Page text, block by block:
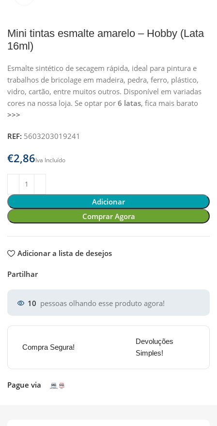
Mini tintas esmalte amarelo – Hobby (Lata
16ml)
Esmalte sintético de secagem rápida, ideal para pintura e
trabalhos de bricolage em madeira, pedra, ferro, plástico,
vidro, cartão, entre muitos outros. Disponível em variadas
cores na nossa loja. Se optar por6 latas, fica mais barato
>>>
REF: 5603203019241
€
Adicionar
Comprar Agora
Adicionar a lista de desejos
Partilhar
10 pessoas olhando esse produto agora!
Compra Segura!
Devoluções
Simples!
Pague via